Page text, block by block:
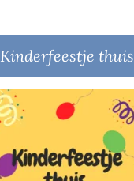
Kinderfeestje thuis